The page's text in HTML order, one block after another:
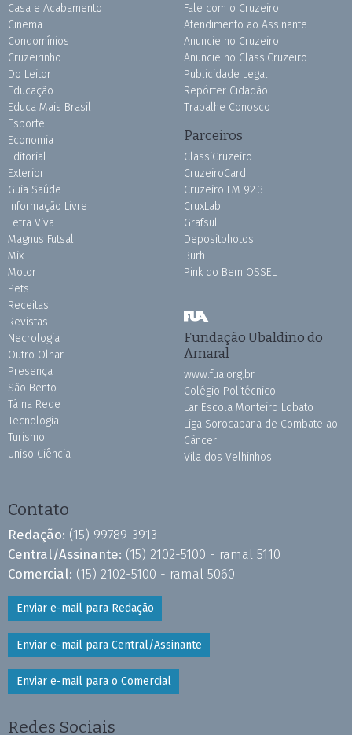
Casa e Acabamento
Cinema
Condomínios
Cruzeirinho
Do Leitor
Educação
Educa Mais Brasil
Esporte
Economia
Editorial
Exterior
Guia Saúde
Informação Livre
Letra Viva
Magnus Futsal
Mix
Motor
Pets
Receitas
Revistas
Necrologia
Outro Olhar
Presença
São Bento
Tá na Rede
Tecnologia
Turismo
Uniso Ciência
Fale com o Cruzeiro
Atendimento ao Assinante
Anuncie no Cruzeiro
Anuncie no ClassiCruzeiro
Publicidade Legal
Repórter Cidadão
Trabalhe Conosco
Parceiros
ClassiCruzeiro
CruzeiroCard
Cruzeiro FM 92.3
CruxLab
Grafsul
Depositphotos
Burh
Pink do Bem OSSEL
Fundação Ubaldino do
Amaral
www.fua.org.br
Colégio Politécnico
Lar Escola Monteiro Lobato
Liga Sorocabana de Combate ao
Câncer
Vila dos Velhinhos
Contato
Redação: (15) 99789-3913
Central/Assinante: (15) 2102-5100 - ramal 5110
Comercial: (15) 2102-5100 - ramal 5060
Enviar e-mail para Redação
Enviar e-mail para Central/Assinante
Enviar e-mail para o Comercial
Redes Sociais